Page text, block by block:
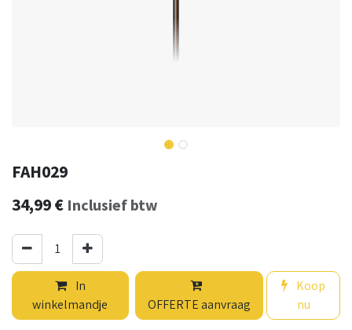
FAH029
34,99€ Inclusief btw
In
winkelmandje
OFFERTE aanvraag
Koop
nu